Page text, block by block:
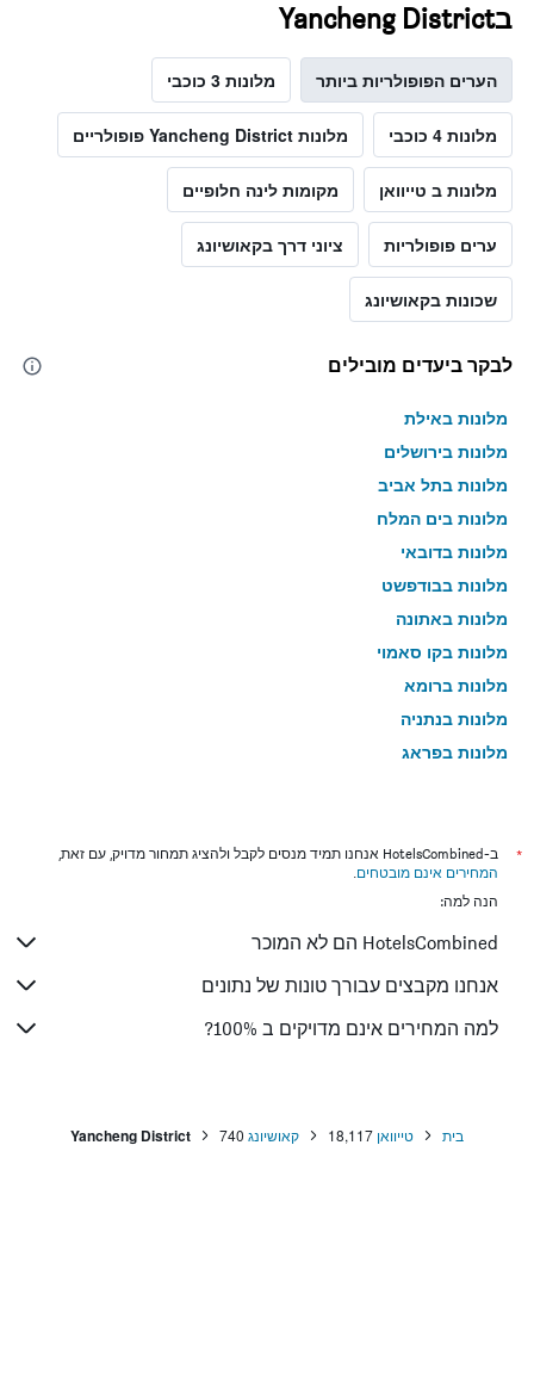
בYancheng District
הערים הפופולריות ביותר מלונות 3 כוכבי
מלונות 4 כוכבי מלונות Yancheng District פופולריים
מלונות ב טייוואן מקומות לינה חלופיים
ערים פופולריות ציוני דרך בקאושיונג
שכונות בקאושיונג
לבקר ביעדים מובילים
מלונות באילת
מלונות בירושלים
מלונות בתל אביב
מלונות בים המלח
מלונות בדובאי
מלונות בבודפשט
מלונות באתונה
מלונות בקו סאמוי
מלונות ברומא
מלונות בנתניה
מלונות בפראג
מלונות בניו יורק
מלונות בבנגקוק
מלונות בבוקרשט
מלונות בפאפוס
מלונות בלימסול
*
ב-HotelsCombined אנחנו תמיד מנסים לקבל ולהציג תמחור מדויק, עם זאת,
המחירים אינם מובטחים.
הנה למה:
HotelsCombined הם לא המוכר
אנחנו מקבצים עבורך טונות של נתונים
למה המחירים אינם מדויקים ב 100%?
בית טייוואן 18,117 קאושיונג 740
Yancheng District